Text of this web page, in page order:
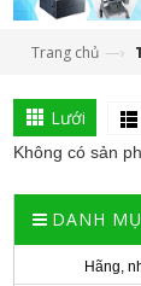
Trang chủ —›
Lưới
Không có sản
DANH
Hãng,